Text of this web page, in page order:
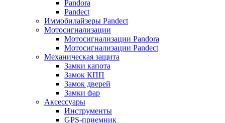
Pandora
Pandect
Иммобилайзеры Pandect
Мотосигнализации
Мотосигнализации Pandora
Мотосигнализации Pandect
Механическая защита
Замки капота
Замок КПП
Замок дверей
Замки фар
Аксессуары
Инструменты
GPS-приемник